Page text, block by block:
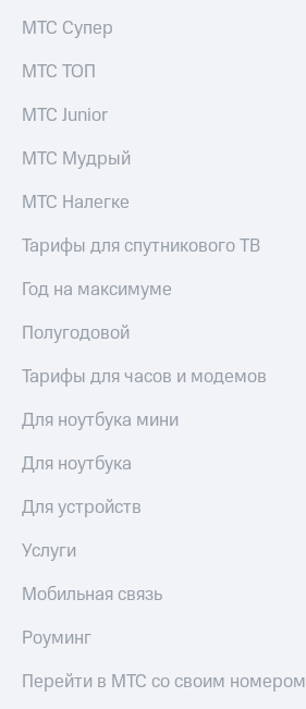
Акции
Приложения
Музыка
КИОН
Live
Гудок
Мой
приложения
Инвестиции
Получайте
Страхование
онлайн
доход
онлайн
Страхование
Покупка
полисов
онлайн
Скидка 30%
МТС
Деньги
МТС
Откладывайте
деньги
доход 15%
Акции
Скидка
Тарифы
МТС Супер
МТС ТОП
МТС Junior
МТС Мудрый
МТС Налегке
Тарифы для спутникового ТВ
Год на максимуме
Полугодовой
Тарифы для часов и модемов
Для ноутбука мини
Для ноутбука
Для устройств
Услуги
Мобильная связь
Роуминг
Перейти в МТС со своим номером